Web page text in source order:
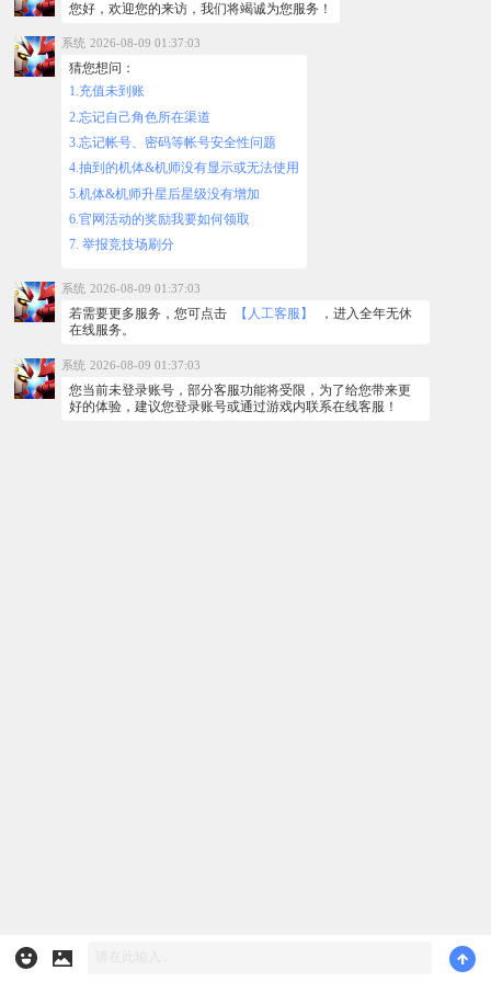
您好，欢迎您的来访，我们将竭诚为您服务！
系统 2026-08-09 01:37:03
猜您想问：
1.充值未到账
2.忘记自己角色所在渠道
3.忘记帐号、密码等帐号安全性问题
4.抽到的机体&机师没有显示或无法使用
5.机体&机师升星后星级没有增加
6.官网活动的奖励我要如何领取
7. 举报竞技场刷分
系统 2026-08-09 01:37:03
若需要更多服务，您可点击 【人工客服】
，进入全年无休
在线服务。
系统 2026-08-09 01:37:03
您当前未登录账号，部分客服功能将受限，为了给您带来更
好的体验，建议您登录账号或通过游戏内联系在线客服！